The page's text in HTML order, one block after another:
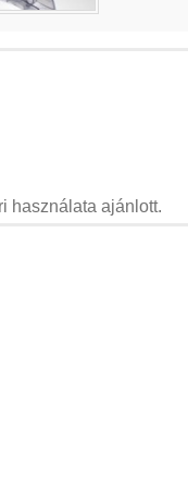
használata ajánlott.